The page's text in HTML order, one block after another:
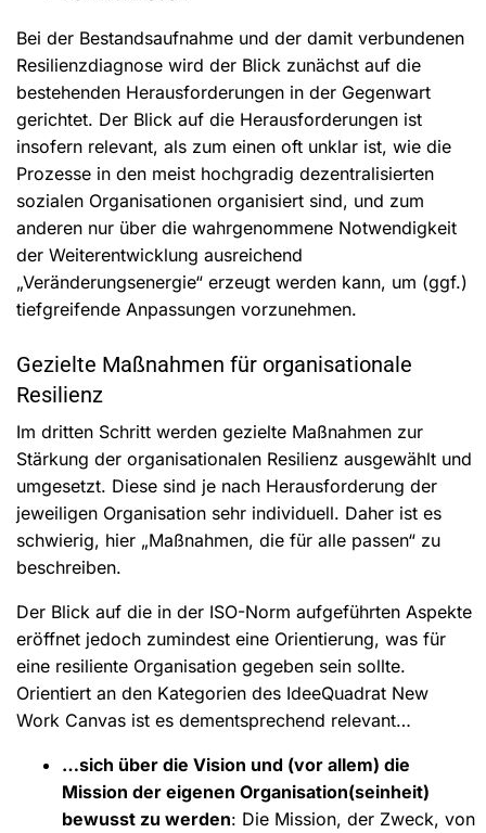
Bei der Bestandsaufnahme und der damit verbundenen
Resilienzdiagnose wird der Blick zunächst auf die
bestehenden Herausforderungen in der Gegenwart
gerichtet. Der Blick auf die Herausforderungen ist
insofern relevant, als zum einen oft unklar ist, wie die
Prozesse in den meist hochgradig dezentralisierten
sozialen Organisationen organisiert sind, und zum
anderen nur über die wahrgenommene Notwendigkeit
der Weiterentwicklung ausreichend
„Veränderungsenergie“ erzeugt werden kann, um (ggf.)
tiefgreifende Anpassungen vorzunehmen.
Gezielte Maßnahmen für organisationale
Resilienz
Im dritten Schritt werden gezielte Maßnahmen zur
Stärkung der organisationalen Resilienz ausgewählt und
umgesetzt. Diese sind je nach Herausforderung der
jeweiligen Organisation sehr individuell. Daher ist es
schwierig, hier „Maßnahmen, die für alle passen“ zu
beschreiben.
Der Blick auf die in der ISO-Norm aufgeführten Aspekte
eröffnet jedoch zumindest eine Orientierung, was für
eine resiliente Organisation gegeben sein sollte.
Orientiert an den Kategorien des IdeeQuadrat New
Work Canvas ist es dementsprechend relevant…
…sich über die Vision und (vor allem) die
Mission der eigenen Organisation(seinheit)
bewusst zu werden: Die Mission, der Zweck, von